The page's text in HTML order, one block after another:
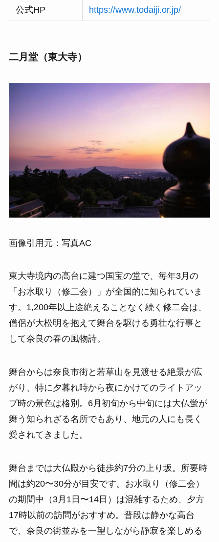
公式HP https://www.todaiji.or.jp/
二月堂（東大寺）
画像引用元：写真AC
東大寺境内の高台に建つ国宝の堂で、毎年3月の
「お水取り（修二会）」が全国的に知られていま
す。1,200年以上途絶えることなく続く修二会は、
僧侶が大松明を抱えて舞台を駆ける勇壮な行事と
して奈良の春の風物詩。
舞台からは奈良市街と若草山を見渡せる絶景が広
がり、特に夕暮れ時から夜にかけてのライトアッ
プ時の景色は格別。6月初旬から中旬には大仏蛍が
舞う知られざる名所でもあり、地元の人にも長く
愛されてきました。
舞台までは大仏殿から徒歩約7分の上り坂。所要時
間は約20〜30分が目安です。お水取り（修二会）
の期間中（3月1日〜14日）は混雑するため、夕方
17時以前の訪問がおすすめ。普段は静かな高台
で、奈良の街並みを一望しながら静寂を楽しめる